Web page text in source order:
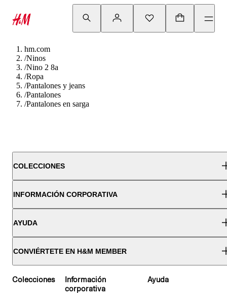
hm.com
/Ninos
/Nino 2 8a
/Ropa
/Pantalones y jeans
/Pantalones
/Pantalones en sarga
COLECCIONES
INFORMACIÓN CORPORATIVA
AYUDA
CONVIÉRTETE EN H&M MEMBER
Colecciones
Información
corporativa
Ayuda